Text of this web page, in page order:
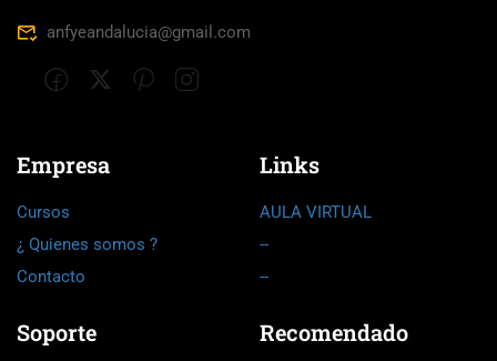
anfyeandalucia@gmail.com
Empresa
Cursos
¿ Quienes somos ?
Contacto
Links
AULA VIRTUAL
--
--
Soporte Recomendado